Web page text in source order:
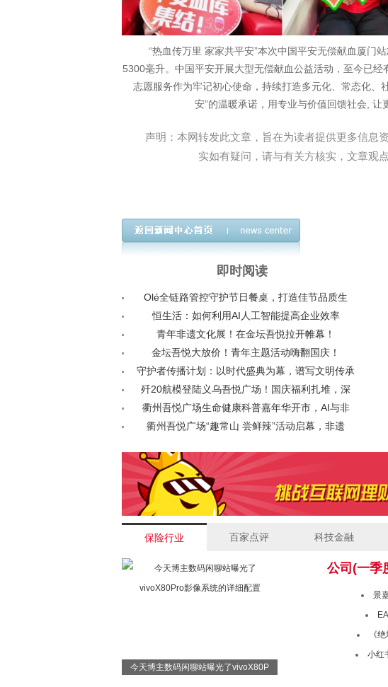
“热血传万里 家家共平安”本次中国平安无偿献血厦门
5300毫升。中国平安开展大型无偿献血公益活动，至今已
志愿服务作为牢记初心使命，持续打造多元化、常态化、
安”的温暖承诺，用专业与价值回馈社会, 让
声明：本网转发此文章，旨在为读者提供更多信息
实如有疑问，请与有关方核实，文章观
即时阅读
Olé全链路管控守护节日餐桌，打造佳节品质生
恒生活：如何利用AI人工智能提高企业效率
青年非遗文化展！在金坛吾悦拉开帷幕！
金坛吾悦大放价！青年主题活动嗨翻国庆！
守护者传播计划：以时代盛典为幕，谱写文明传承
歼20航模登陆义乌吾悦广场！国庆福利扎堆，深
衢州吾悦广场生命健康科普嘉年华开市，AI与非
衢州吾悦广场“趣常山 尝鲜辣”活动启幕，非遗
保险行业 百家点评 科技金融
今天博主数码闲聊站曝光了vivoX80P
公司(一季
景
《
小红